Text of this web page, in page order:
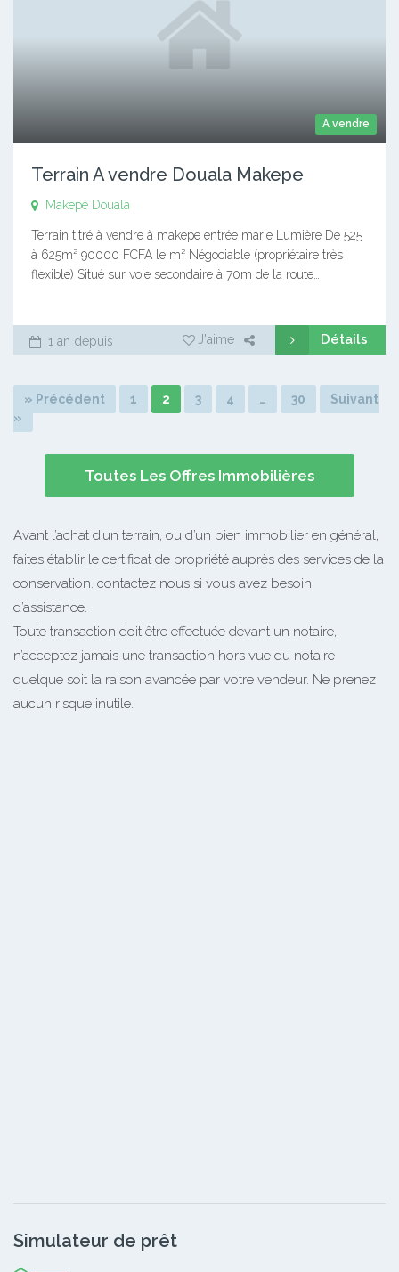
A vendre
Terrain A vendre Douala Makepe
Makepe Douala
Terrain titré à vendre à makepe entrée marie Lumière De 525
à 625m² 90000 FCFA le m² Négociable (propriétaire très
flexible) Situé sur voie secondaire à 70m de la route…
1 an depuis J'aime Détails
» Précédent 1 2 3 4 … 30
Suivant
»
Toutes Les Offres Immobilières
Avant l’achat d’un terrain, ou d’un bien immobilier en général,
faites établir le certificat de propriété auprès des services de la
conservation. contactez nous si vous avez besoin
d’assistance.
Toute transaction doit être effectuée devant un notaire,
n’acceptez jamais une transaction hors vue du notaire
quelque soit la raison avancée par votre vendeur. Ne prenez
aucun risque inutile.
Simulateur de prêt